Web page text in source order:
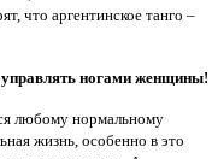
что аргентинское танго –
управлять ногами женщины!
любому нормальному
жизнь, особенно в это